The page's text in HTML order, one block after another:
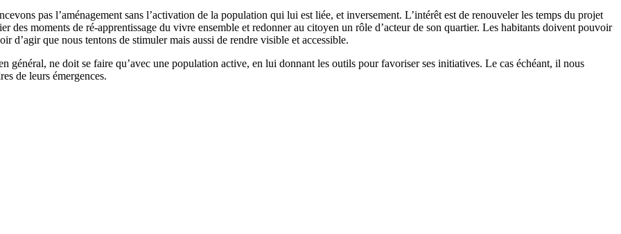
pas l’aménagement sans l’activation de la population qui lui est liée, et inversement. L’intérêt est de renouveler les temps du projet
des moments de ré-apprentissage du vivre ensemble et redonner au citoyen un rôle d’acteur de son quartier. Les habitants doivent pouvoir
d’agir que nous tentons de stimuler mais aussi de rendre visible et accessible.
général, ne doit se faire qu’avec une population active, en lui donnant les outils pour favoriser ses initiatives. Le cas échéant, il nous
de leurs émergences.